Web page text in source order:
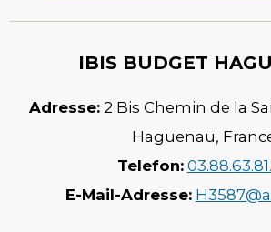
IBIS BUDGET
Adresse: 2 Bis Chemin de la
Haguenau,
Telefon:
E-Mail-Adresse: